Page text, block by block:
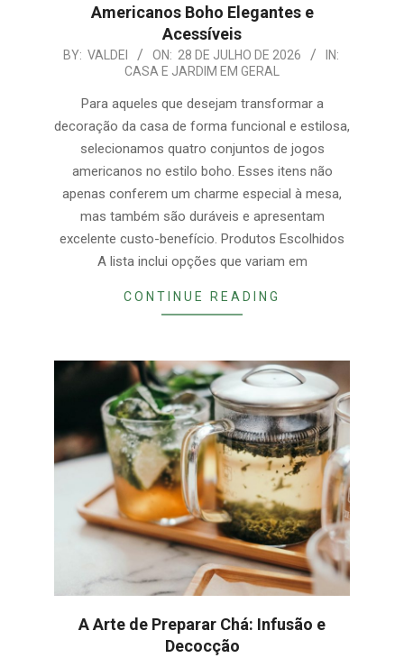
Americanos Boho Elegantes e
Acessíveis
2026-
BY: VALDEI ON: 28 DE JULHO DE 2026
IN:
CASA E JARDIM EM GERAL
Para aqueles que desejam transformar a
decoração da casa de forma funcional e estilosa,
selecionamos quatro conjuntos de jogos
americanos no estilo boho. Esses itens não
apenas conferem um charme especial à mesa,
mas também são duráveis e apresentam
excelente custo-benefício. Produtos Escolhidos
A lista inclui opções que variam em
CONTINUE READING
A Arte de Preparar Chá: Infusão e
Decocção